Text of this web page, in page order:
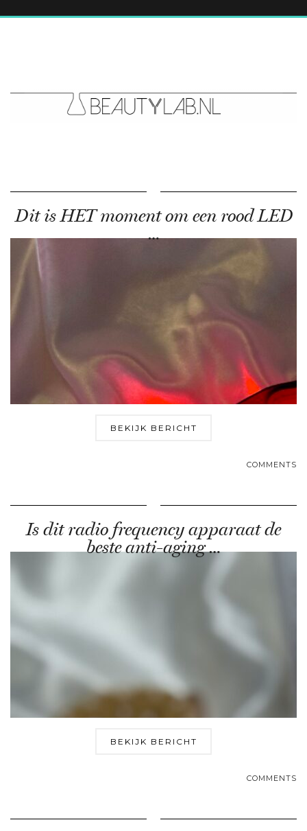
Dit is HET moment om een rood LED
…
BEKIJK BERICHT
COMMENTS
Is dit radio frequency apparaat de
beste anti-aging …
BEKIJK BERICHT
COMMENTS